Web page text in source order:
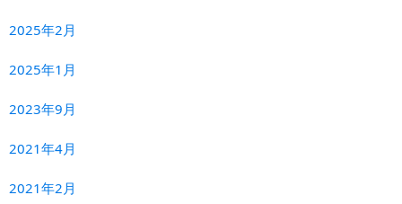
2025年2月
2025年1月
2023年9月
2021年4月
2021年2月